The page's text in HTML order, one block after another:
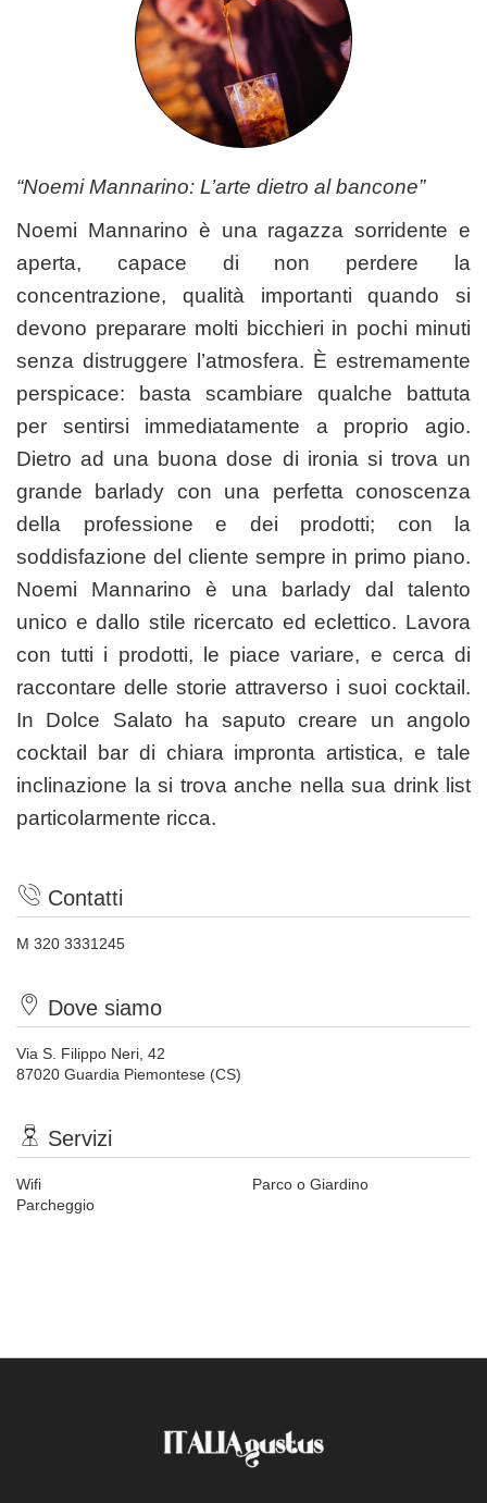
“Noemi Mannarino: L’arte dietro al bancone”
Noemi Mannarino è una ragazza sorridente e
aperta, capace di non perdere la
concentrazione, qualità importanti quando si
devono preparare molti bicchieri in pochi minuti
senza distruggere l’atmosfera. È estremamente
perspicace: basta scambiare qualche battuta
per sentirsi immediatamente a proprio agio.
Dietro ad una buona dose di ironia si trova un
grande barlady con una perfetta conoscenza
della professione e dei prodotti; con la
soddisfazione del cliente sempre in primo piano.
Noemi Mannarino è una barlady dal talento
unico e dallo stile ricercato ed eclettico. Lavora
con tutti i prodotti, le piace variare, e cerca di
raccontare delle storie attraverso i suoi cocktail.
In Dolce Salato ha saputo creare un angolo
cocktail bar di chiara impronta artistica, e tale
inclinazione la si trova anche nella sua drink list
particolarmente ricca.
Contatti
M 320 3331245
Dove siamo
Via S. Filippo Neri, 42
87020 Guardia Piemontese (CS)
Servizi
Wifi
Parcheggio
Parco o Giardino